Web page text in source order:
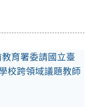
育署委請國立臺
校跨領域議題教師